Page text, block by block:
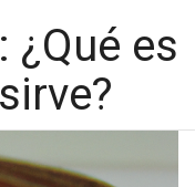
¿Qué es